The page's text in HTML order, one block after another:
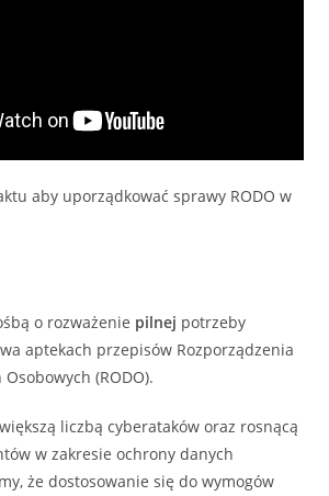
aby uporządkować sprawy RODO w
o rozważenie pilnej potrzeby
aptekach przepisów Rozporządzenia
(RODO).
liczbą cyberataków oraz rosnącą
w zakresie ochrony danych
że dostosowanie się do wymogów